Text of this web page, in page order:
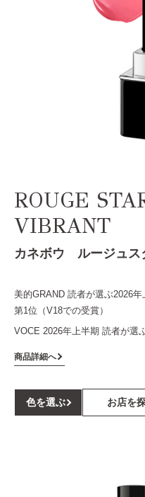
ROUGE
VIBRANT
カネボウ ルージュス
美的GRAND 読者が選ぶ2026
第1位（V18での受賞）
VOCE 2026年上半期 読者が選
商品詳細へ
色を選ぶ お店を